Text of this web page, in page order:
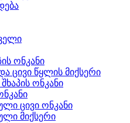
ონკანი
ცივი წყლის მიქსერი
ონკანი
ცივი ონკანი
მიქსერი